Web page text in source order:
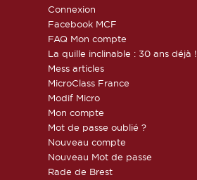
Connexion
Facebook MCF
FAQ Mon compte
La quille inclinable : 30 ans déjà !
Mess articles
MicroClass France
Modif Micro
Mon compte
Mot de passe oublié ?
Nouveau compte
Nouveau Mot de passe
Rade de Brest